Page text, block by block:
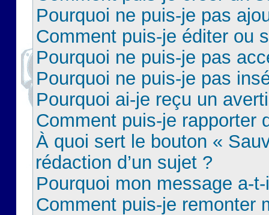
Pourquoi ne puis-je pas
Comment puis-je éditer ou
Pourquoi ne puis-je pas
Pourquoi ne puis-je pas
Pourquoi ai-je reçu un
Comment puis-je rapporter
À quoi sert le bouton «
rédaction d’un sujet ?
Pourquoi mon message a-
Comment puis-je remonter